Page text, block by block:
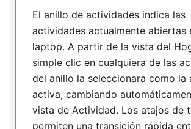
El anillo de actividades indica las
actividades actualmente abiertas
laptop. A partir de la vista del
simple clic en cualquiera de las
del anillo la seleccionara como la
activa, cambiando
vista de Actividad. Los atajos de
permiten una transición rápida